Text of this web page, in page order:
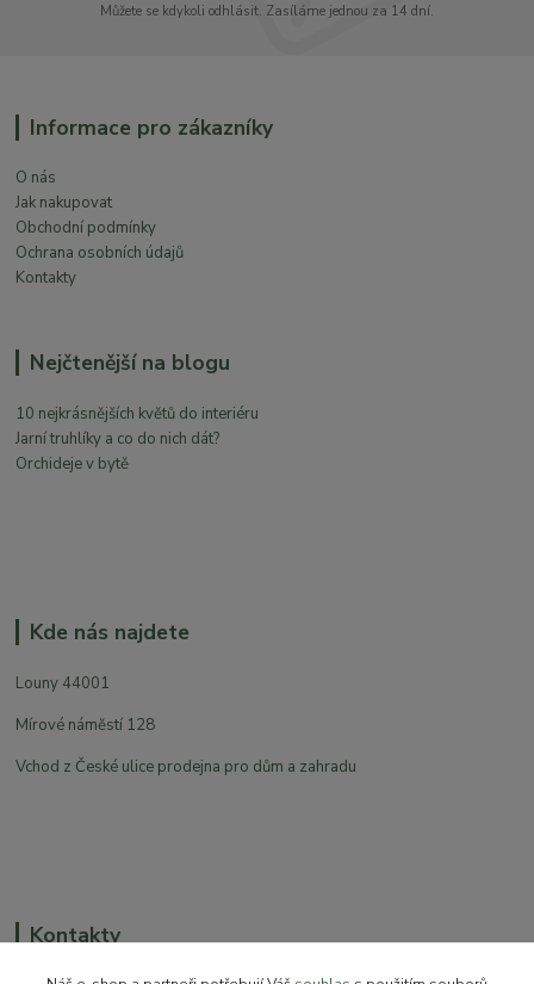
Můžete se kdykoli odhlásit. Zasíláme jednou za 14 dní.
Informace pro zákazníky
O nás
Jak nakupovat
Obchodní podmínky
Ochrana osobních údajů
Kontakty
Nejčtenější na blogu
10 nejkrásnějších květů do interiéru
Jarní truhlíky a co do nich dát?
Orchideje v bytě
Kde nás najdete
Louny 44001
Mírové náměstí 128
Vchod z České ulice prodejna pro dům a zahradu
Kontakty